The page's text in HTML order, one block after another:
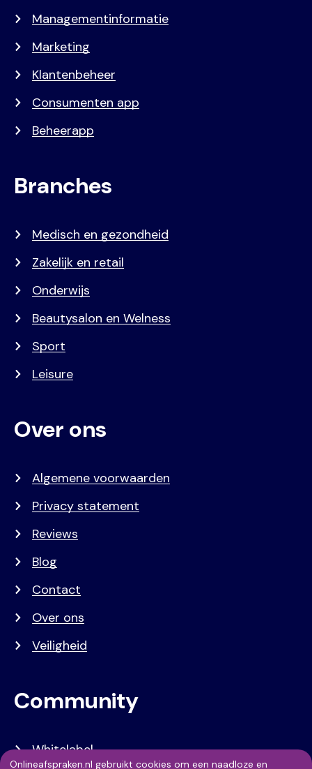
Managementinformatie
Marketing
Klantenbeheer
Consumenten app
Beheerapp
Branches
Medisch en gezondheid
Zakelijk en retail
Onderwijs
Beautysalon en Welness
Sport
Leisure
Over ons
Algemene voorwaarden
Privacy statement
Reviews
Blog
Contact
Over ons
Veiligheid
Community
Whitelabel
Onlineafspraken.nl gebruikt cookies om een naadloze en